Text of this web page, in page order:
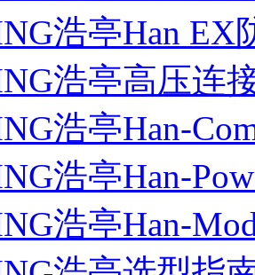
浩亭Han
浩亭高压连
浩亭Han-
浩亭Han-
浩亭Han-